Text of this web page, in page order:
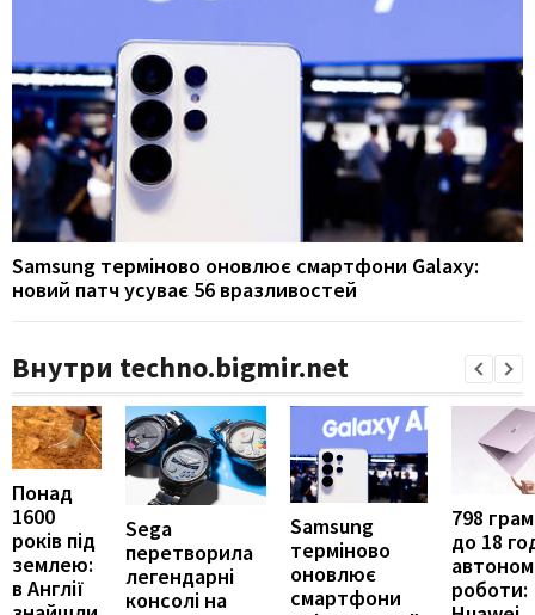
Samsung терміново оновлює смартфони Galaxy:
новий патч усуває 56 вразливостей
Внутри techno.bigmir.net
Понад
1600
років під
землею:
в Англії
Sega
перетворила
легендарні
консолі на
Samsung
терміново
оновлює
смартфони
798
до 18
роботи: